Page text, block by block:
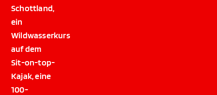
Schottland,
ein
Wildwasserkurs
auf dem
Sit-on-top-
Kajak, eine
100-